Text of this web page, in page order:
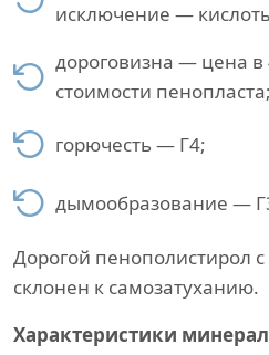
исключение —
дороговизна — цена
стоимости пенопласта;
горючесть — Г4;
дымообразование —
Дорогой пенополистирол
склонен к самозатуханию.
Характеристики